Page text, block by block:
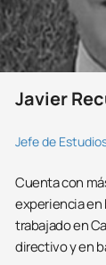
Javier
Jefe de
Cuenta con
experiencia en
trabajado en
directivo y en